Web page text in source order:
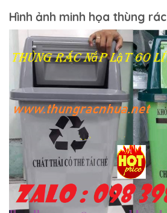
Hình ảnh minh họa thùng rác